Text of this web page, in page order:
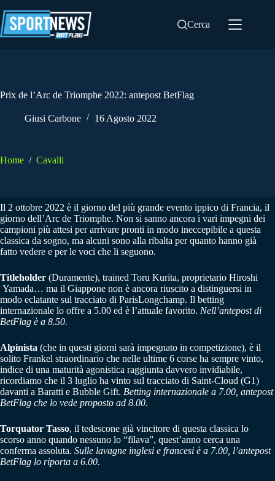
al
contenuto
Cerca
Prix de l’Arc de Triomphe 2022: antepost BetFlag
Giusi Carbone 16 Agosto 2022
Home / Cavalli
Il 2 ottobre 2022 è il giorno del più grande evento ippico di Francia, il
giorno dell’Arc de Triomphe. Non si sanno ancora i vari impegni dei
campioni più attesi per arrivare pronti in modo ineccepibile a questa
classica da sogno, ma alcuni sono alla ribalta per quanto hanno già
fatto vedere e per le voci che li seguono.
Titleholder (Duramente), trained Toru Kurita, proprietario Hiroshi
Yamada… ma il Giappone non è ancora riuscito a distinguersi in
modo eclatante sul tracciato di ParisLongchamp. Il betting
internazionale lo offre a 5.00 ed è l’attuale favorito. Nell’antepost di
BetFlag è a 8.50.
Alpinista (che in questi giorni sarà impegnato in competizione), è il
solito Frankel straordinario che nelle ultime 6 corse ha sempre vinto,
indice di una maturità agonistica raggiunta davvero invidiabile,
ricordiamo che il 3 luglio ha vinto sul tracciato di Saint-Cloud (G1)
davanti a Baratti e Bubble Gift. Betting internazionale a 7.00, antepost
BetFlag che lo vede proposto ad 8.00.
Torquator Tasso, il tedescone già vincitore di questa classica lo
scorso anno quando nessuno lo “filava”, quest’anno cerca una
conferma assoluta. Sulle lavagne inglesi e francesi è a 7.00, l’antepost
BetFlag lo riporta a 6.00.